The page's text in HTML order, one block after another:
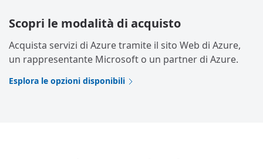
Scopri le modalità di acquisto
Acquista servizi di Azure tramite il sito Web di Azure,
un rappresentante Microsoft o un partner di Azure.
Esplora le opzioni disponibili